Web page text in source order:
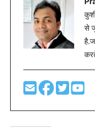
से